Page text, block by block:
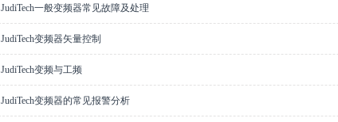
JudiTech一般变频器常见故障及处理
JudiTech变频器矢量控制
JudiTech变频与工频
JudiTech变频器的常见报警分析